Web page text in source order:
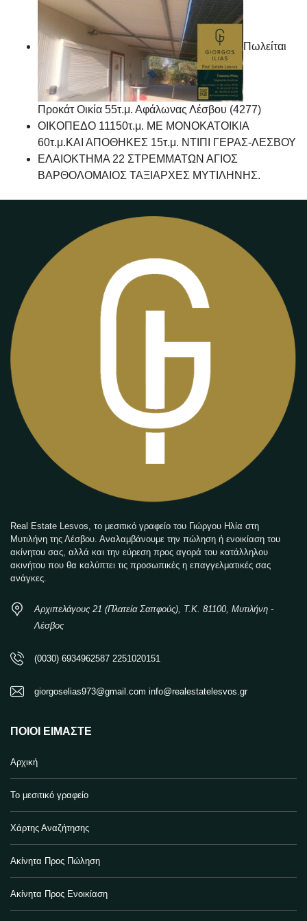
Πωλείται
Προκάτ Οικία 55τ.μ. Αφάλωνας Λέσβου (4277)
ΟΙΚΟΠΕΔΟ 11150τ.μ. ΜΕ ΜΟΝΟΚΑΤΟΙΚΙΑ
60τ.μ.ΚΑΙ ΑΠΟΘΗΚΕΣ 15τ.μ. ΝΤΙΠΙ ΓΕΡΑΣ-ΛΕΣΒΟΥ
ΕΛΑΙΟΚΤΗΜΑ 22 ΣΤΡΕΜΜΑΤΩΝ ΑΓΙΟΣ
ΒΑΡΘΟΛΟΜΑΙΟΣ ΤΑΞΙΑΡΧΕΣ ΜΥΤΙΛΗΝΗΣ.
Real Estate Lesvos, το μεσιτικό γραφείο του Γιώργου Ηλία στη
Μυτιλήνη της Λέσβου. Αναλαμβάνουμε την πώληση ή ενοικίαση του
ακίνητου σας, αλλά και την εύρεση προς αγορά του κατάλληλου
ακινήτου που θα καλύπτει τις προσωπικές η επαγγελματικές σας
ανάγκες.
Αρχιπελάγους 21 (Πλατεία Σαπφούς), Τ.Κ. 81100, Μυτιλήνη -
Λέσβος
(0030) 6934962587 2251020151
giorgoselias973@gmail.com info@realestatelesvos.gr
ΠΟΙΟΙ ΕΊΜΑΣΤΕ
Αρχική
Το μεσιτικό γραφείο
Χάρτης Αναζήτησης
Ακίνητα Προς Πώληση
Ακίνητα Προς Ενοικίαση